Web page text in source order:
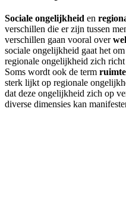
Sociale ongelijkheid en
verschillen die er zijn tussen
verschillen gaan vooral over
sociale ongelijkheid gaat het
regionale ongelijkheid zich
Soms wordt ook de term
sterk lijkt op regionale
dat deze ongelijkheid zich op
diverse dimensies kan